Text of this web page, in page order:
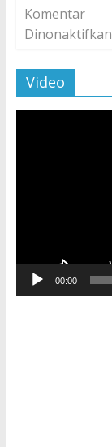
Komentar
Dinonaktifkan
Video
00:00